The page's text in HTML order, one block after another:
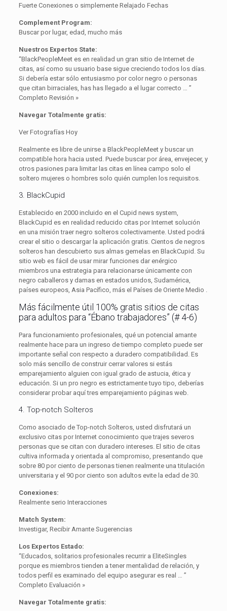
Fuerte Conexiones o simplemente Relajado Fechas
Complement Program:
Buscar por lugar, edad, mucho más
Nuestros Expertos State:
“BlackPeopleMeet es en realidad un gran sitio de Internet de
citas, así como su usuario base sigue creciendo todos los días.
Si debería estar sólo entusiasmo por color negro o personas
que citan birraciales, has has llegado a el lugar correcto … ”
Completo Revisión »
Navegar Totalmente gratis:
Ver Fotografías Hoy
Realmente es libre de unirse a BlackPeopleMeet y buscar un
compatible hora hacia usted. Puede buscar por área, envejecer, y
otros pasiones para limitar ​​las citas en línea campo solo el
soltero mujeres o hombres solo quién cumplen los requisitos.
3. BlackCupid
Establecido en 2000 incluido en el Cupid news system,
BlackCupid es en realidad reducido citas por Internet solución
en una misión traer negro solteros colectivamente. Usted podrá
crear el sitio o descargar la aplicación gratis. Cientos de negros
solteros han descubierto sus almas gemelas en BlackCupid. Su
sitio web es fácil de usar mirar funciones dar enérgico
miembros una estrategia para relacionarse únicamente con
negro caballeros y damas en estados unidos, Sudamérica,
países europeos, Asia Pacífico, más el Países de Oriente Medio .
Más fácilmente útil 100% gratis sitios de citas
para adultos para “Ébano trabajadores” (# 4-6)
Para funcionamiento profesionales, qué un potencial amante
realmente hace para un ingreso de tiempo completo puede ser
importante señal con respecto a duradero compatibilidad. Es
solo más sencillo de construir cerrar valores si estás
emparejamiento alguien con igual grado de astucia, ética y
educación. Si un pro negro es estrictamente tuyo tipo, deberías
considerar probar aquí tres emparejamiento páginas web.
4. Top-notch Solteros
Como asociado de Top-notch Solteros, usted disfrutará un
exclusivo citas por Internet conocimiento que trajes severos
personas que se citan con duradero intereses. El sitio de citas
cultiva informada y orientada al compromiso, presentando que
sobre 80 por ciento de personas tienen realmente una titulación
universitaria y el 90 por ciento son adultos evite la edad de 30.
Conexiones:
Realmente serio Interacciones
Match System:
Investigar, Recibir Amante Sugerencias
Los Expertos Estado:
“Educados, solitarios profesionales recurrir a EliteSingles
porque es miembros tienden a tener mentalidad de relación, y
todos perfil es examinado del equipo asegurar es real … ”
Completo Evaluación »
Navegar Totalmente gratis: